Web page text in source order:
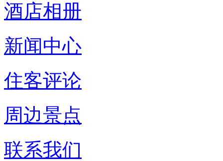
酒店相册
新闻中心
住客评论
周边景点
联系我们